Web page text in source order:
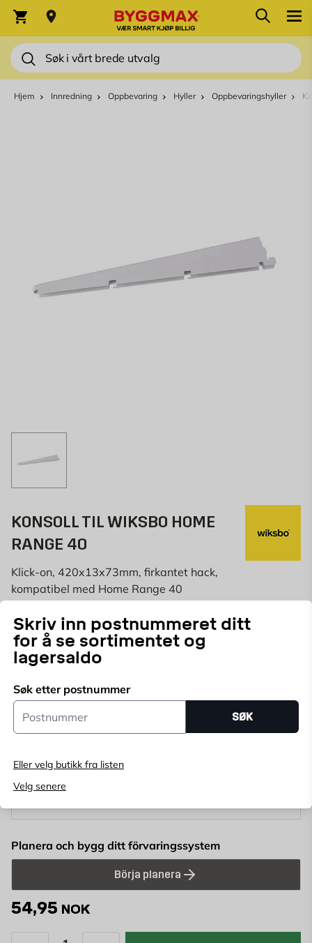
Søk
Skriv inn postnummeret ditt
for å se sortimentet og
lagersaldo
Søk etter postnummer
Postnummer
SØK
Eller velg butikk fra listen
Velg senere
Varekurv Søk
Hjem Innredning Oppbevaring Hyller Oppbevaringshyller
KONSOLL TIL WIKSBO HOME
RANGE 40
Klick-on, 420x13x73mm, firkantet hack,
kompatibel med Home Range 40
ART.NR:259215
Konsoll til oppbevaringssystemet Arbo Home Range
Velg butikk
Kjøp online, bestill levering i kassen
Planera och bygg ditt förvaringssystem
Börja planera
54,95 NOK